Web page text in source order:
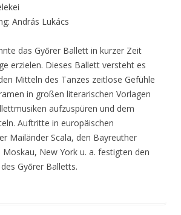
András Lukács
das Győrer Ballett in kurzer Zeit
erzielen. Dieses Ballett versteht es
Mitteln des Tanzes zeitlose Gefühle
in großen literarischen Vorlagen
aufzuspüren und dem
Auftritte in europäischen
Mailänder Scala, den Bayreuther
New York u. a. festigten den
Győrer Balletts.